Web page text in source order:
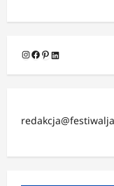
Instagram
Facebook
Pinterest
LinkedIn